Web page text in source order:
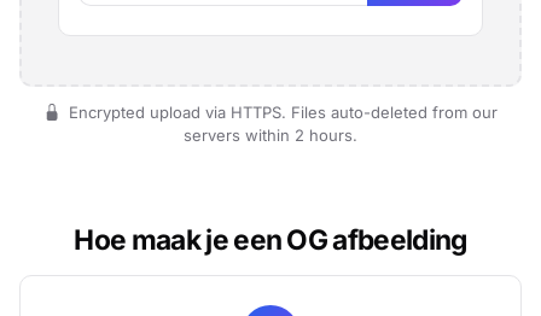
Encrypted upload via HTTPS. Files auto-deleted from our
servers within 2 hours.
Hoe maak je een OG afbeelding